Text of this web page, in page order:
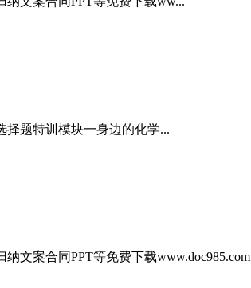
择题特训模块一身边的化学...
文案合同PPT等免费下载www.doc985.com